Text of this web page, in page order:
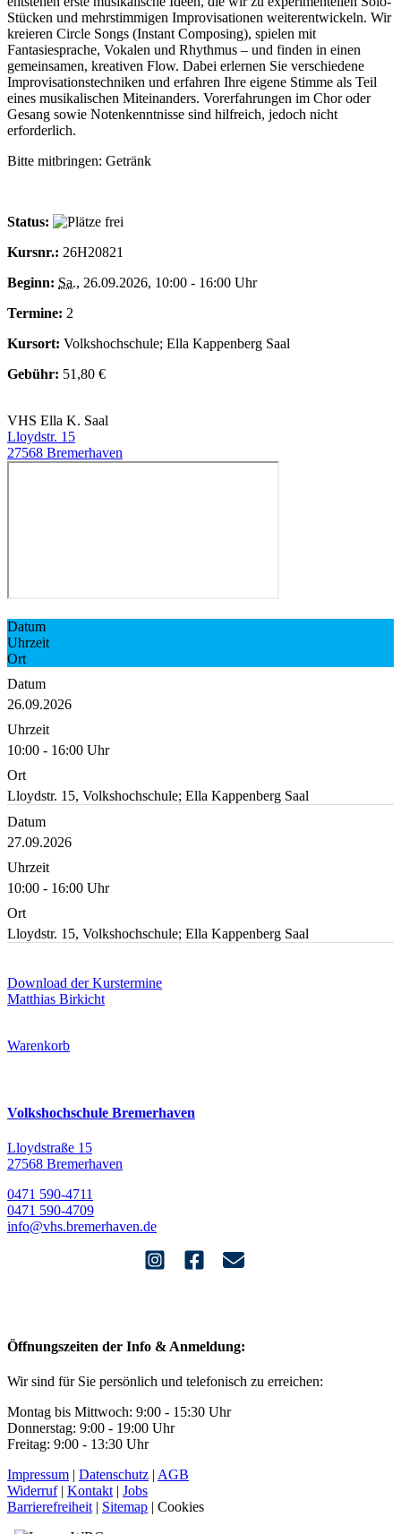
Stücken und mehrstimmigen Improvisationen weiterentwickeln. Wir
kreieren Circle Songs (Instant Composing), spielen mit
Fantasiesprache, Vokalen und Rhythmus – und finden in einen
gemeinsamen, kreativen Flow. Dabei erlernen Sie verschiedene
Improvisationstechniken und erfahren Ihre eigene Stimme als Teil
eines musikalischen Miteinanders. Vorerfahrungen im Chor oder
Gesang sowie Notenkenntnisse sind hilfreich, jedoch nicht
erforderlich.
Bitte mitbringen: Getränk
Status:
Kursnr.: 26H20821
Beginn: Sa., 26.09.2026, 10:00 - 16:00 Uhr
Termine: 2
Kursort: Volkshochschule; Ella Kappenberg Saal
Gebühr: 51,80 €
VHS Ella K. Saal
Lloydstr. 15
27568 Bremerhaven
Datum
Uhrzeit
Ort
Datum
26.09.2026
Uhrzeit
10:00 - 16:00 Uhr
Ort
Lloydstr. 15, Volkshochschule; Ella Kappenberg Saal
Datum
27.09.2026
Uhrzeit
10:00 - 16:00 Uhr
Ort
Lloydstr. 15, Volkshochschule; Ella Kappenberg Saal
Download der Kurstermine
Matthias Birkicht
Warenkorb
Volkshochschule Bremerhaven
Lloydstraße 15
27568 Bremerhaven
0471 590-4711
0471 590-4709
info@vhs.bremerhaven.de
Öffnungszeiten der Info & Anmeldung:
Wir sind für Sie persönlich und telefonisch zu erreichen:
Montag bis Mittwoch: 9:00 - 15:30 Uhr
Donnerstag: 9:00 - 19:00 Uhr
Freitag: 9:00 - 13:30 Uhr
Impressum | Datenschutz | AGB
Widerruf| Kontakt | Jobs
Barrierefreiheit | Sitemap | Cookies